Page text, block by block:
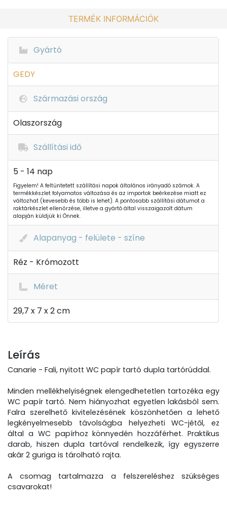
TERMÉK INFORMÁCIÓK
Gyártó
GEDY
Származási ország
Olaszország
Szállítási idő
5 - 14 nap
Figyelem! A feltüntetett szállítási napok általános irányadó számok. A
termékkészlet folyamatos változása és az importok beérkezése miatt ez
változhat (kevesebb és több is lehet). A pontosabb szállítási dátumot a
raktárkészlet ellenőrzése, illetve a gyártó által visszaigazolt dátum
alapján küldjük ki Önnek.
Alapanyag - felülete - színe
Réz - Krómozott
Méret
29,7 x 7 x 2 cm
Leírás
Canarie - Fali, nyitott WC papír tartó dupla tartórúddal.
Minden mellékhelyiségnek elengedhetetlen tartozéka egy
WC papír tartó. Nem hiányozhat egyetlen lakásból sem.
Falra szerelhető kivitelezésének köszönhetően a lehető
legkényelmesebb távolságba helyezheti WC-jétől, ez
által a WC papírhoz könnyedén hozzáférhet. Praktikus
darab, hiszen dupla tartóval rendelkezik, így egyszerre
akár 2 guriga is tárolható rajta.
A csomag tartalmazza a felszereléshez szükséges
csavarokat!